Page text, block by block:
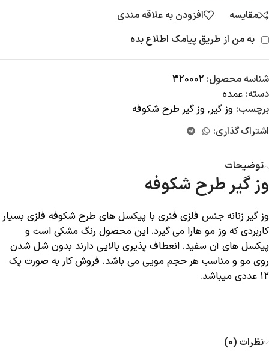
مقایسه
افزودن به علاقه مندی
به من از طریق پیامک اطلاع بده
شناسه محصول: 320002
دسته: عمده
برچسب: وز گیر, وز گیر طرح شکوفه
اشتراک گذاری:
توضیحات
وز گیر طرح شکوفه
وز گیر زنانه جنس فلزی فنری با پیکسل های طرح شکوفه فلزی بسیار
کاربردی که وز مو هارا می گیرد. این محصول رنگ مشکی است و
پیکسل های آن سفید. انعطاف پذیری بالایی دارند بدون شل شدن
روی مو و مناسب هر حجم مویی می باشد. فروش کار به صورت پک
۱۲ عددی میباشد.
نظرات (0)